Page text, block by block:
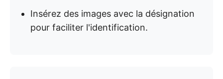
Insérez des images avec la désignation
pour faciliter l'identification.